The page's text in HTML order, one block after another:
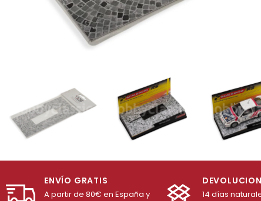
ENVÍO GRATIS
A partir de 80€ en España y
14 días